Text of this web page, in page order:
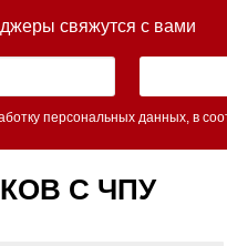
свяжутся с вами
персональных данных, в
С ЧПУ